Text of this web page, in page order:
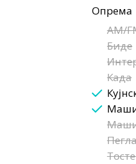
Опрема
AM/
Биде
Када